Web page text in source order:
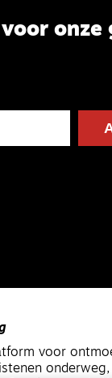
onze
voor